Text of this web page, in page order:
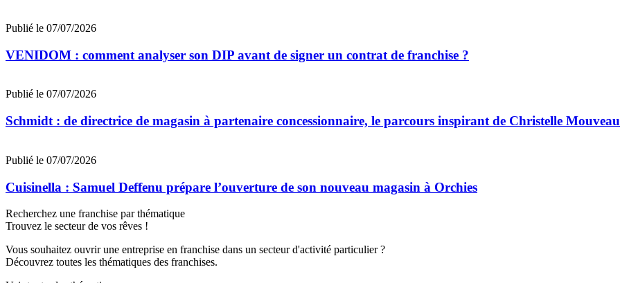
Publié le 07/07/2026
VENIDOM : comment analyser son DIP avant de signer un contrat de franchise ?
Publié le 07/07/2026
Schmidt : de directrice de magasin à partenaire concessionnaire, le parcours inspirant de Christelle Mouveau
Publié le 07/07/2026
Cuisinella : Samuel Deffenu prépare l’ouverture de son nouveau magasin à Orchies
Recherchez une franchise par thématique
Trouvez le secteur de vos rêves !
Vous souhaitez ouvrir une entreprise en franchise dans un secteur d'activité particulier ?
Découvrez toutes les thématiques des franchises.